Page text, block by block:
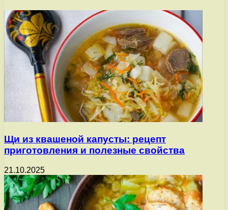
Щи из квашеной капусты: рецепт
приготовления и полезные свойства
21.10.2025